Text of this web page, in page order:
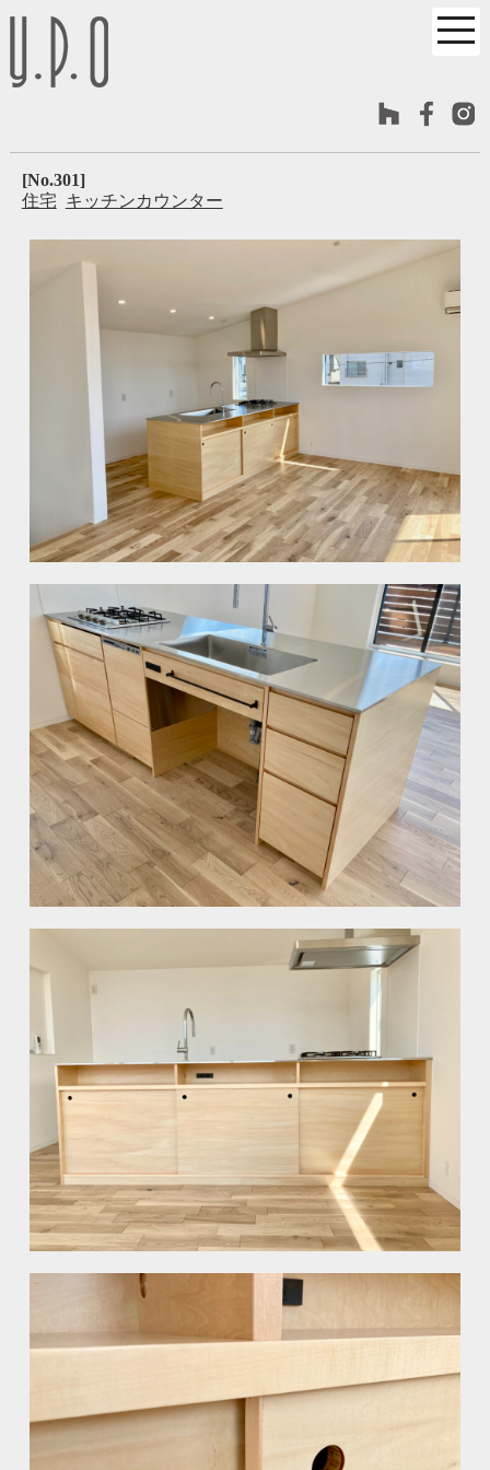
[No.301]
住宅 キッチンカウンター